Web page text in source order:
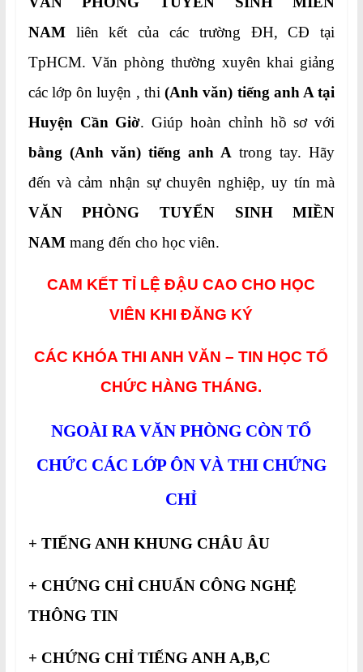
NAMliên kết của các trường ĐH, CĐ tại
TpHCM. Văn phòng thường xuyên khai giảng
các lớp ôn luyện , thi(Anh văn) tiếng anh A tại
Huyện Cần Giờ. Giúp hoàn chỉnh hồ sơ với
bằng (Anh văn) tiếng anh A trong tay. Hãy
đến và cảm nhận sự chuyên nghiệp, uy tín mà
VĂN PHÒNG TUYỂN SINH MIỀN
NAMmang đến cho học viên.
CAM KẾT TỈ LỆ ĐẬU CAO CHO HỌC
VIÊN KHI ĐĂNG KÝ
CÁC KHÓA THI ANH VĂN – TIN HỌC TỔ
CHỨC HÀNG THÁNG.
NGOÀI RA VĂN PHÒNG CÒN TỔ
CHỨC CÁC LỚP ÔN VÀ THI CHỨNG
CHỈ
+ TIẾNG ANH KHUNG CHÂU ÂU
+ CHỨNG CHỈ CHUẨN CÔNG NGHỆ
THÔNG TIN
+ CHỨNG CHỈ TIẾNG ANH A,B,C